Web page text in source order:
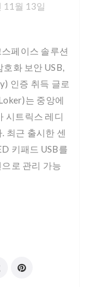
11월 13일
페이스 솔루션
화 보안 USB,
인증 취득 글로
는 중앙에
시트릭스 레디
최근 출시한 센
키패드 USB를
로 관리 가능